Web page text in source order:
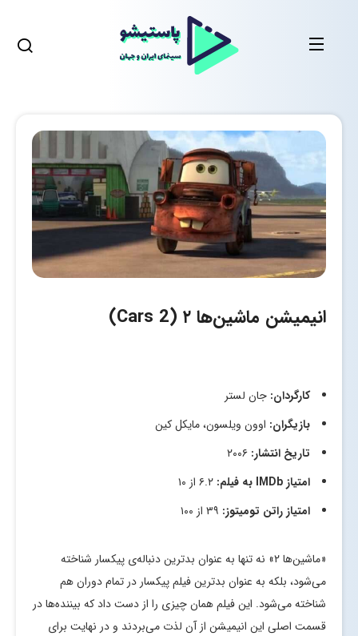
انیمیشن ماشین‌ها ۲ (Cars 2)
کارگردان: جان لستر
بازیگران: اوون ویلسون، مایکل کین
تاریخ انتشار:
امتیاز IMDb به فیلم:
امتیاز راتن تومیتوز:
«ماشین‌ها ۲» نه تنها به‌ عنوان بدترین دنباله‌ی پیکسار شناخته
می‌شود، بلکه به‌ عنوان بدترین فیلم پیکسار در تمام دوران هم
شناخته می‌شود. این فیلم همان چیزی را از دست داد که بیننده‌ها در
قسمت اصلی این انیمیشن از آن لذت می‌بردند و در نهایت برای